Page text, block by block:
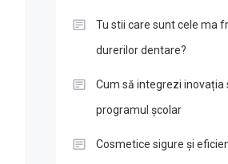
Tu stii care sunt cele ma
durerilor dentare?
Cum să integrezi inovația
programul școlar
Cosmetice sigure și